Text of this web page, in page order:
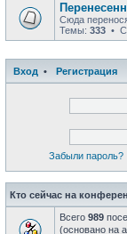
Сюда
Темы: 333 •
Вход •
Регистрация
Забыли пароль?
Кто сейчас на
Всего 989
(основано на